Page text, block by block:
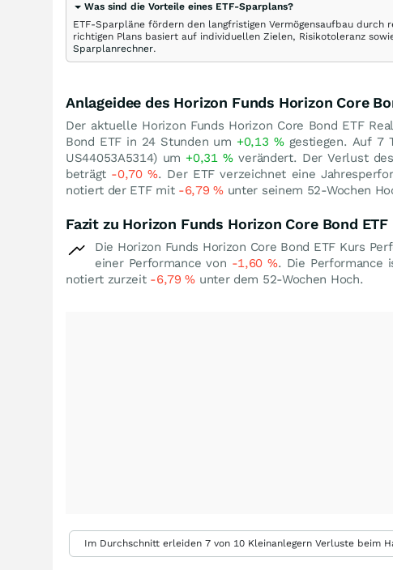
Was sind die Vorteile eines ETF-Sparplans?
ETF-Sparpläne fördern den langfristigen Vermögensaufbau durch
richtigen Plans basiert auf individuellen Zielen, Risikotoleranz
Sparplanrechner.
Anlageidee des Horizon Funds Horizon Core
Der aktuelle Horizon Funds Horizon Core Bond ETF
Bond ETF in 24 Stunden um +0,13 %gestiegen. Auf 7
US44053A5314) um +0,31% verändert. Der Verlust
beträgt -0,70%. Der ETF verzeichnet eine
notiert der ETF mit -6,79%unter seinem 52-Wochen
Fazit zu Horizon Funds Horizon Core Bond ETF
Die Horizon Funds Horizon Core Bond ETF Kurs
einer Performance von -1,60%. Die Performance
notiert zurzeit -6,79% unter dem 52-Wochen Hoch.
Im Durchschnitt erleiden 7 von 10 Kleinanlegern Verluste beim